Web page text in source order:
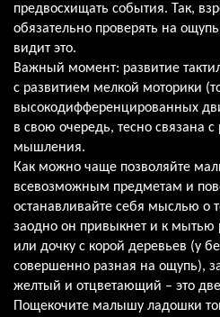
предвосхищать события. Так,
обязательно проверять на
видит это.
Важный момент: развитие
с развитием мелкой моторики
высокодифференцированных
в свою очередь, тесно связана
мышления.
Как можно чаще позволяйте
всевозможным предметам и
останавливайте себя мыслью о
заодно он привыкнет и к мытью
или дочку с корой деревьев (у
совершенно разная на ощупь),
желтый и отцветающий – это
Пощекочите малышу ладошки